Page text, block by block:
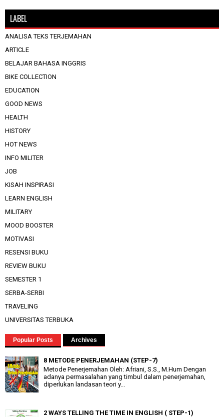
LABEL
ANALISA TEKS TERJEMAHAN
ARTICLE
BELAJAR BAHASA INGGRIS
BIKE COLLECTION
EDUCATION
GOOD NEWS
HEALTH
HISTORY
HOT NEWS
INFO MILITER
JOB
KISAH INSPIRASI
LEARN ENGLISH
MILITARY
MOOD BOOSTER
MOTIVASI
RESENSI BUKU
REVIEW BUKU
SEMESTER 1
SERBA-SERBI
TRAVELING
UNIVERSITAS TERBUKA
Popular Posts Archives
8 METODE PENERJEMAHAN (STEP-7)
Metode Penerjemahan Oleh: Afriani, S.S., M.Hum Dengan
adanya permasalahan yang timbul dalam penerjemahan,
diperlukan landasan teori y...
2 WAYS TELLING THE TIME IN ENGLISH ( STEP-1)